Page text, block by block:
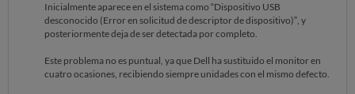
Inicialmente aparece en el sistema como “Dispositivo USB
desconocido (Error en solicitud de descriptor de dispositivo)”, y
posteriormente deja de ser detectada por completo.
Este problema no es puntual, ya que Dell ha sustituido el monitor en
cuatro ocasiones, recibiendo siempre unidades con el mismo defecto.